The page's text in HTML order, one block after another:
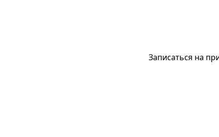
Записаться на